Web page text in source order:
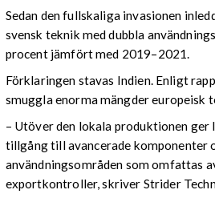
Sedan den fullskaliga invasionen
svensk teknik med dubbla
procent jämfört med 2019–2021.
Förklaringen stavas Indien. Enligt
smuggla enorma mängder europeisk
– Utöver den lokala produktionen ger
tillgång till avancerade komponenter
användningsområden som omfattas
exportkontroller, skriver Strider